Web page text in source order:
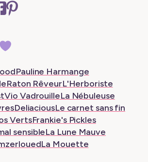
Facebook
tab
Pinterest
Pauline Harmange
Raton RêveurL'Herboriste
Vio VadrouilleLa Nébuleuse
DeliaciousLe carnet sans fin
VertsFrankie's Pickles
sensibleLa Lune Mauve
La Mouette